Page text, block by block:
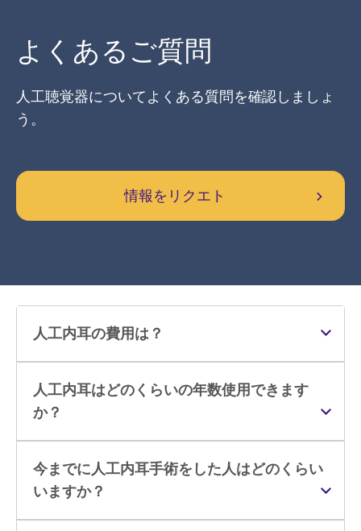
よくあるご質問
人工聴覚器についてよくある質問を確認しましょ
う。
情報をリクエト
人工内耳の費用は？
人工内耳はどのくらいの年数使用できます
か？
今までに人工内耳手術をした人はどのくらい
いますか？